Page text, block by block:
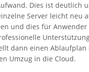
Dies ist deutlich
Server leicht neu
und dies für
dann einen
Umzug in die Cloud.